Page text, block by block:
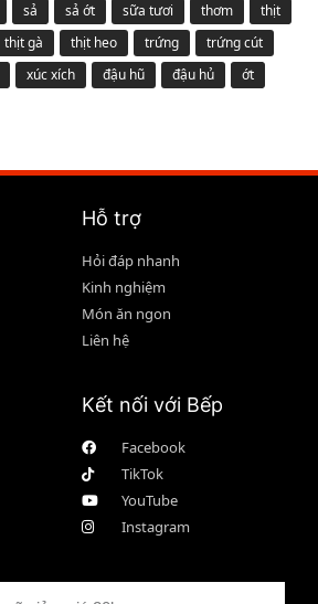
sả sả ớt sữa tươi thơm
thịt
thịt gà thịt heo trứng
trứng cút
xúc xích đậu hũ đậu hủ
ớt
Hỗ trợ
Hỏi đáp nhanh
Kinh nghiệm
Món ăn ngon
Liên hệ
Kết nối với Bếp
Facebook
TikTok
YouTube
Instagram